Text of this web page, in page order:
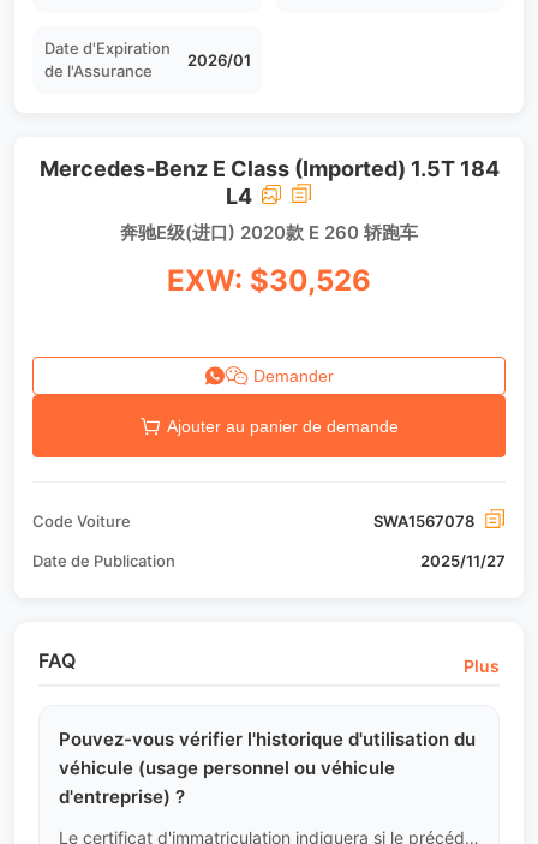
Date d'Expiration
de l'Assurance
2026/01
Mercedes-Benz E Class (Imported) 1.5T 184
L4
奔驰E级(进口) 2020款 E 260 轿跑车
EXW: $30,526
Demander
Ajouter au panier de demande
Code Voiture SWA1567078
Date de Publication 2025/11/27
FAQ Plus
Pouvez-vous vérifier l'historique d'utilisation du
véhicule (usage personnel ou véhicule
d'entreprise) ?
Le certificat d'immatriculation indiquera si le précédent propriétaire était un particulier (enregistrement sur carte d'identité) ou une entreprise (enregistrement sur extrait K-bis). Les véhicules au nom d'une entreprise peuvent être conduits par plusieurs personnes, nous allons donc porter une attention particulière à l'uniformité de l'usure de l'intérieur et à l'état du châssis.